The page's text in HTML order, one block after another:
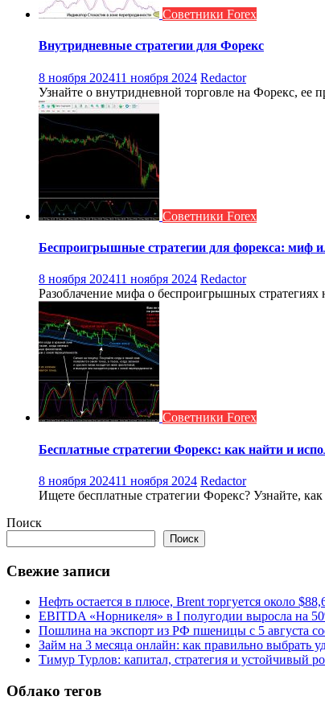
Советники Forex
Внутридневные стратегии для Форекс
8 ноября 202411 ноября 2024 Redactor
Узнайте о внутридневной торговле на Форекс, ее
Советники Forex
Беспроигрышные стратегии для форекса: миф
8 ноября 202411 ноября 2024 Redactor
Разоблачение мифа о беспроигрышных
Советники Forex
Бесплатные стратегии Форекс: как найти и
8 ноября 202411 ноября 2024 Redactor
Ищете бесплатные стратегии Форекс? Узнайте,
Поиск
Поиск
Свежие записи
Нефть остается в плюсе, Brent торгуется около
EBITDA «Норникеля» в I полугодии выросла на
Пошлина на экспорт из РФ пшеницы с 5 августа
Займ на 3 месяца онлайн: как правильно выбрать
Тимур Турлов: капитал, стратегия и устойчивый
Облако тегов